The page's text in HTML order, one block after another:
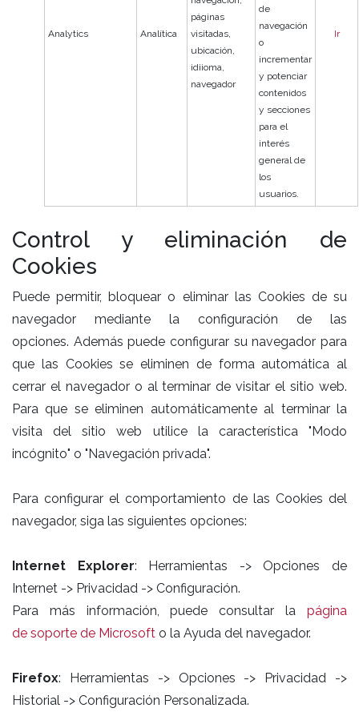
Analytics Analítica
páginas
visitadas,
ubicación,
idiioma,
navegador
de
navegación
o
incrementar
y potenciar
contenidos
y secciones
para el
interés
general de
los
usuarios.
Ir
Control y eliminación de
Cookies
Puede permitir, bloquear o eliminar las Cookies de su
navegador mediante la configuración de las
opciones. Además puede configurar su navegador para
que las Cookies se eliminen de forma automática al
cerrar el navegador o al terminar de visitar el sitio web.
Para que se eliminen automáticamente al terminar la
visita del sitio web utilice la característica "Modo
incógnito" o "Navegación privada".
Para configurar el comportamiento de las Cookies del
navegador, siga las siguientes opciones:
Internet Explorer: Herramientas -> Opciones de
Internet -> Privacidad -> Configuración.
Para más información, puede consultar la página
de soporte de Microsoft o la Ayuda del navegador.
Firefox: Herramientas -> Opciones -> Privacidad ->
Historial -> Configuración Personalizada.